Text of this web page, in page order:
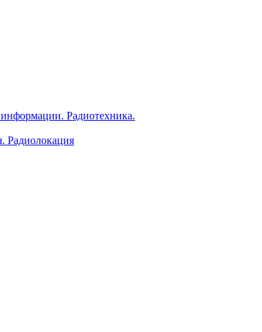
Радиотехника.
Радиолокация